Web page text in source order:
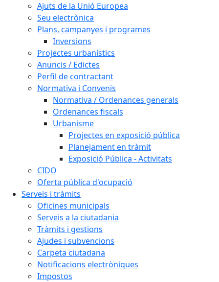
Ajuts de la Unió Europea
Seu electrònica
Plans, campanyes i programes
Inversions
Projectes urbanístics
Anuncis / Edictes
Perfil de contractant
Normativa i Convenis
Normativa / Ordenances generals
Ordenances fiscals
Urbanisme
Projectes en exposició pública
Planejament en tràmit
Exposició Pública - Activitats
CIDO
Oferta pública d'ocupació
Serveis i tràmits
Oficines municipals
Serveis a la ciutadania
Tràmits i gestions
Ajudes i subvencions
Carpeta ciutadana
Notificacions electròniques
Impostos